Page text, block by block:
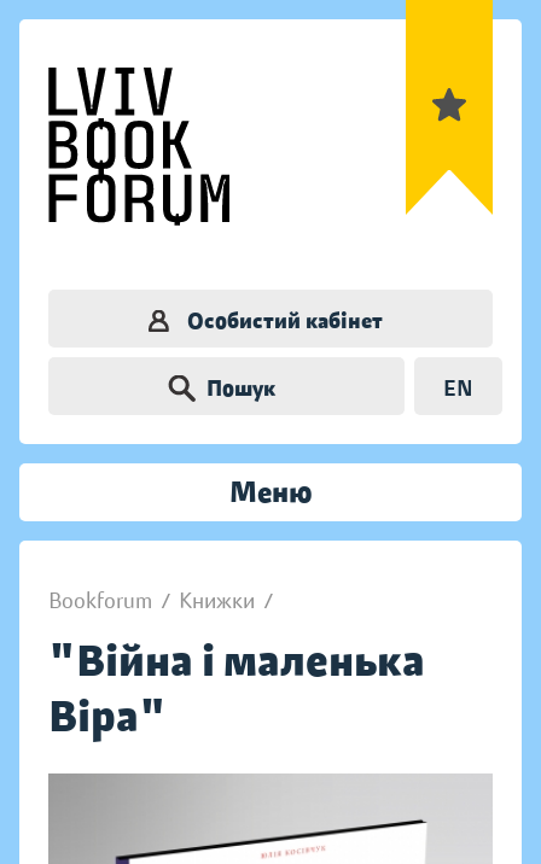
Особистий кабінет
Пошук EN
Меню
Bookforum / Книжки /
"Війна і маленька
Віра"